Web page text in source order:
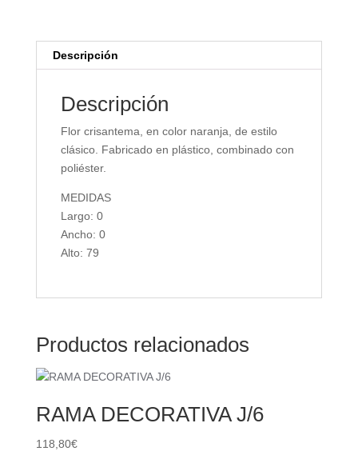
Descripción
Descripción
Flor crisantema, en color naranja, de estilo
clásico. Fabricado en plástico, combinado con
poliéster.
MEDIDAS
Largo: 0
Ancho: 0
Alto: 79
Productos relacionados
RAMA DECORATIVA J/6
118,80€